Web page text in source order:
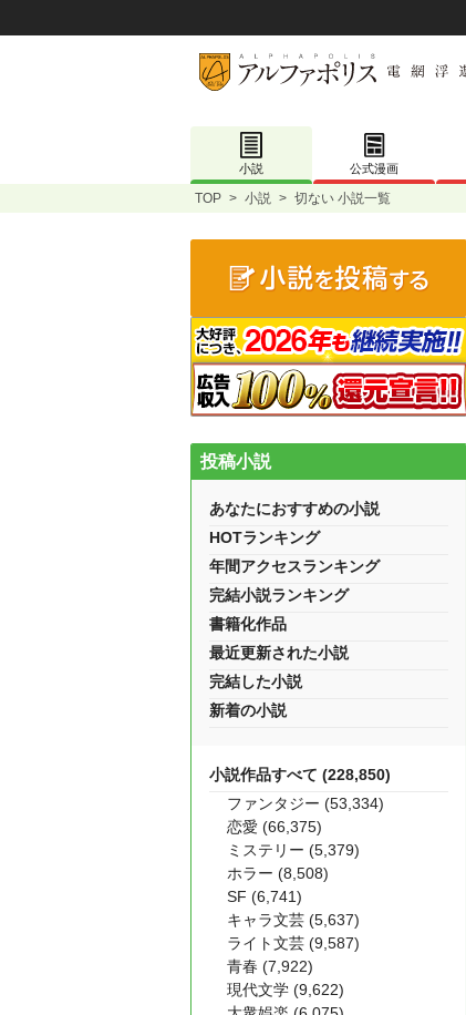
小説 公式漫画
TOP > 小説 > 切ない 小説一覧
投稿小説
あなたにおすすめの小説
HOTランキング
年間アクセスランキング
完結小説ランキング
書籍化作品
最近更新された小説
完結した小説
新着の小説
小説作品すべて (228,850)
ファンタジー (53,334)
恋愛 (66,375)
ミステリー (5,379)
ホラー (8,508)
SF (6,741)
キャラ文芸 (5,637)
ライト文芸 (9,587)
青春 (7,922)
現代文学 (9,622)